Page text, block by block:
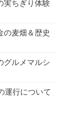
実ちぎり体験
の麦畑＆歴史
グルメマルシ
運行について